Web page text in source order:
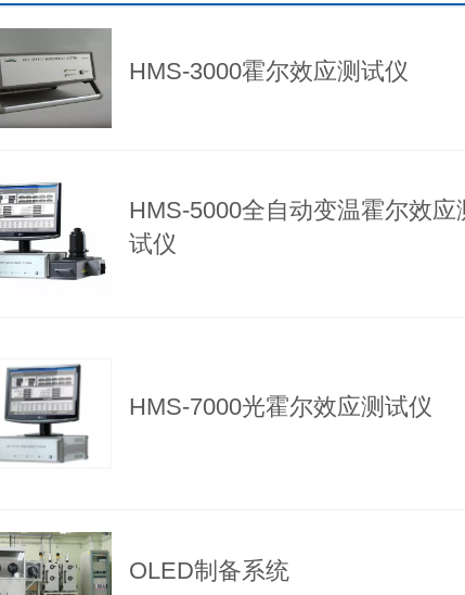
HMS-3000霍尔效应测试仪
HMS-5000全自动变温霍尔效应
试仪
HMS-7000光霍尔效应测试仪
OLED制备系统